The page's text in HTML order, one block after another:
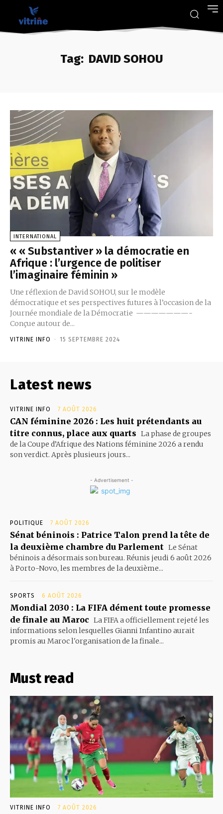
Tag: DAVID SOHOU
INTERNATIONAL
« « Substantiver » la démocratie en
Afrique : l’urgence de politiser
l’imaginaire féminin »
Une réflexion de David SOHOU, sur le modèle
démocratique et ses perspectives futures à l’occasion de la
Journée mondiale de la Démocratie ———————-
Conçue autour de...
VITRINE INFO - 15 SEPTEMBRE 2024
Latest news
VITRINE INFO 7 AOÛT 2026
CAN féminine 2026 : Les huit prétendants au
titre connus, place aux quarts La phase de groupes
de la Coupe d’Afrique des Nations féminine 2026 a rendu
son verdict. Après plusieurs jours...
- Advertisement -
POLITIQUE 7 AOÛT 2026
Sénat béninois : Patrice Talon prend la tête de
la deuxième chambre du Parlement Le Sénat
béninois a désormais son bureau. Réunis jeudi 6 août 2026
à Porto-Novo, les membres de la deuxième...
SPORTS 6 AOÛT 2026
Mondial 2030 : La FIFA dément toute promesse
de finale au Maroc La FIFA a officiellement rejeté les
informations selon lesquelles Gianni Infantino aurait
promis au Maroc l'organisation de la finale...
Must read
VITRINE INFO 7 AOÛT 2026